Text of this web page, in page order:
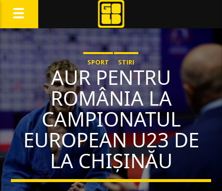
SPORT STIRI
AUR PENTRU
ROMÂNIA LA
CAMPIONATUL
EUROPEAN U23 DE
LA CHIȘINĂU